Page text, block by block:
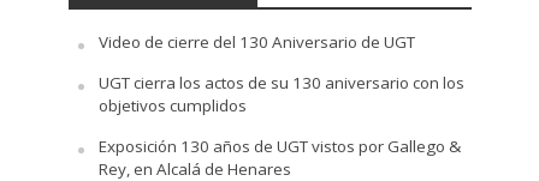
Video de cierre del 130 Aniversario de UGT
UGT cierra los actos de su 130 aniversario con los
objetivos cumplidos
Exposición 130 años de UGT vistos por Gallego &
Rey, en Alcalá de Henares